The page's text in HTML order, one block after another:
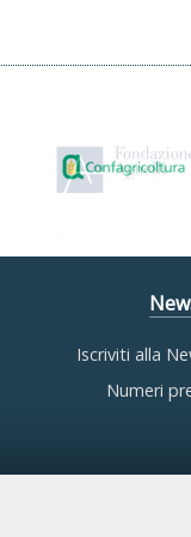
Iscriviti alla
Numeri